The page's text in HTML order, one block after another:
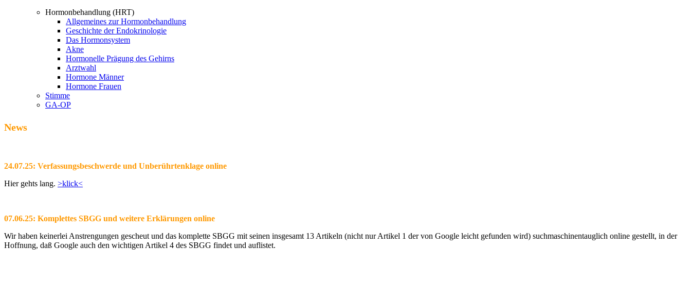
Hormonbehandlung (HRT)
Allgemeines zur Hormonbehandlung
Geschichte der Endokrinologie
Das Hormonsystem
Akne
Hormonelle Prägung des Gehirns
Arztwahl
Hormone Männer
Hormone Frauen
Stimme
GA-OP
News
24.07.25: Verfassungsbeschwerde und Unberührtenklage online
Hier gehts lang. >klick<
07.06.25: Komplettes SBGG und weitere Erklärungen online
Wir haben keinerlei Anstrengungen gescheut und das komplette SBGG mit seinen insgesamt 13 Artikeln (nicht nur Artikel 1 der von Google leicht gefunden wird) suchmaschinentauglich online gestellt, in der
Hoffnung, daß Google auch den wichtigen Artikel 4 des SBGG findet und auflistet.